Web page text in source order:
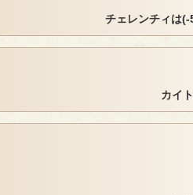
チェレンチィは
カイ